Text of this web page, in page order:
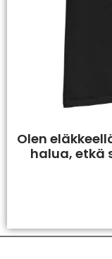
Olen
halua, etkä